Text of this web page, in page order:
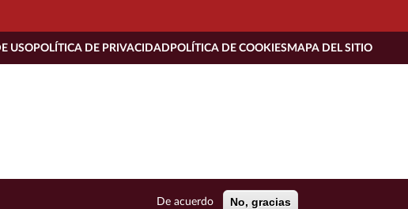
USOPOLÍTICA DE PRIVACIDAD POLÍTICA DE COOKIESMAPA DEL SITIO
De acuerdo No, gracias